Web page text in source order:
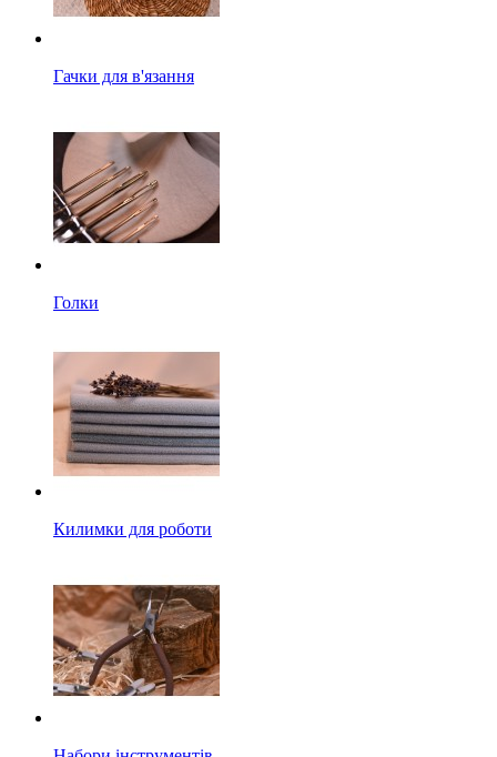
Гачки для в'язання
Голки
Килимки для роботи